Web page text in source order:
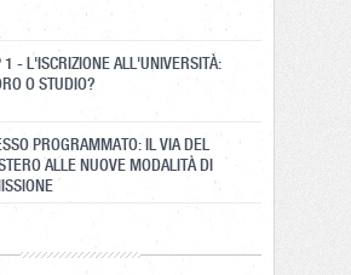
1 - L'ISCRIZIONE ALL'UNIVERSITÀ:
O STUDIO?
PROGRAMMATO: IL VIA DEL
ALLE NUOVE MODALITÀ DI